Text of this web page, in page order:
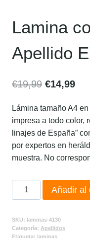
Lamina
Apellido
€19,99 €14,99
Lámina tamaño A4
impresa a todo color,
linajes de España”
por expertos en
muestra. No
Añadir al
SKU: laminas-4130
Categoría: Apellidos
Etiqueta: laminas